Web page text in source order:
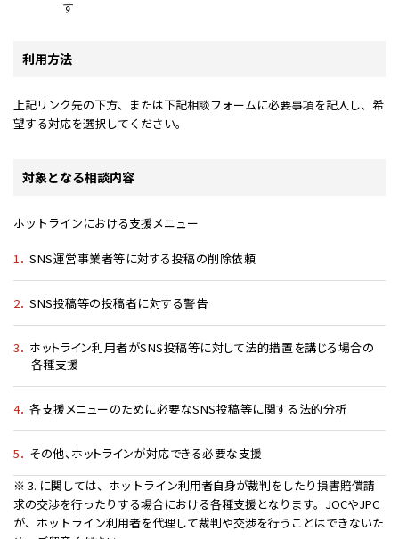
す
利用方法
上記リンク先の下方、または下記相談フォームに必要事項を記入し、希
望する対応を選択してください。
対象となる相談内容
ホットラインにおける支援メニュー
1． SNS運営事業者等に対する投稿の削除依頼
2． SNS投稿等の投稿者に対する警告
3． ホットライン利用者がSNS投稿等に対して法的措置を講じる場合の
各種支援
4． 各支援メニューのために必要なSNS投稿等に関する法的分析
5． その他、ホットラインが対応できる必要な支援
※ 3. に関しては、ホットライン利用者自身が裁判をしたり損害賠償請
求の交渉を行ったりする場合における各種支援となります。JOCやJPC
が、ホットライン利用者を代理して裁判や交渉を行うことはできないた